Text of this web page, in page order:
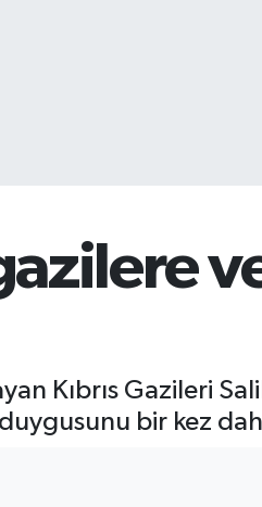
Kıbrıs Gazileri
bir kez